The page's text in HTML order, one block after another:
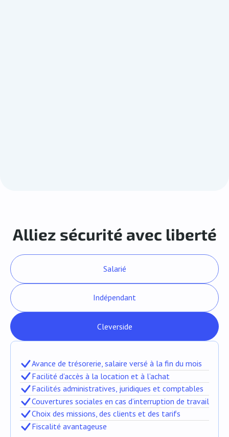
Alliez sécurité avec liberté
Salarié
Indépendant
Cleverside
Avance de trésorerie, salaire versé à la fin du mois
Facilité d’accès à la location et à l’achat
Facilités administratives, juridiques et comptables
Couvertures sociales en cas d’interruption de travail
Choix des missions, des clients et des tarifs
Fiscalité avantageuse